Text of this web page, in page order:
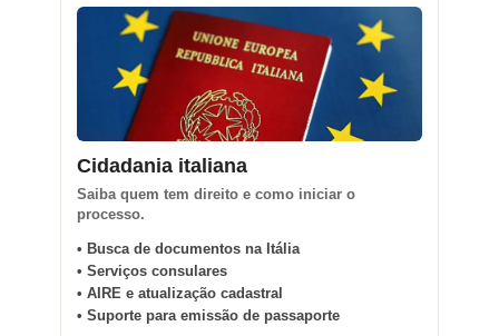
Cidadania italiana
Saiba quem tem direito e como iniciar o
processo.
• Busca de documentos na Itália
• Serviços consulares
• AIRE e atualização cadastral
• Suporte para emissão de passaporte